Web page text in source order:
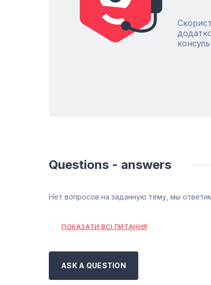
Questions - answers
Нет вопросов на заданную тему, мы
ПОКАЗАТИ ВСІ ПИТАННЯ
ASK A QUESTION